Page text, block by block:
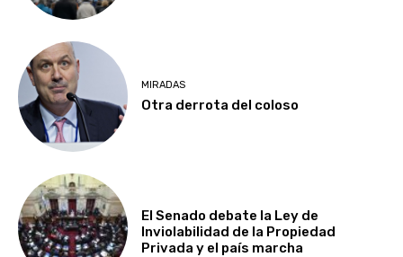
MIRADAS
Otra derrota del coloso
El Senado debate la Ley de
Inviolabilidad de la Propiedad
Privada y el país marcha